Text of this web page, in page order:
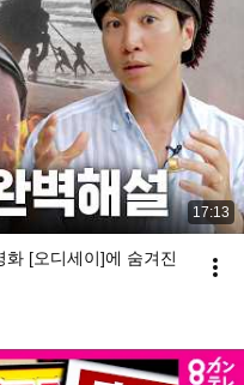
17:13
[오디세이]에 숨겨진